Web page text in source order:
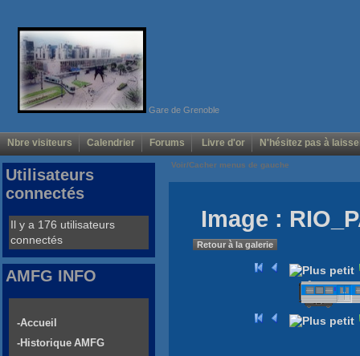
Gare de Grenoble
Nbre visiteurs Calendrier Forums Livre d'or N'hésitez pas à
Voir/Cacher menus de gauche
Image :
Retour à la galerie
Utilisateurs
connectés
Il y a 176 utilisateurs
connectés
AMFG INFO
-Accueil
-Historique AMFG